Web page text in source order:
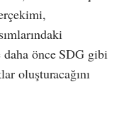
daha önce SDG gibi
oluşturacağını